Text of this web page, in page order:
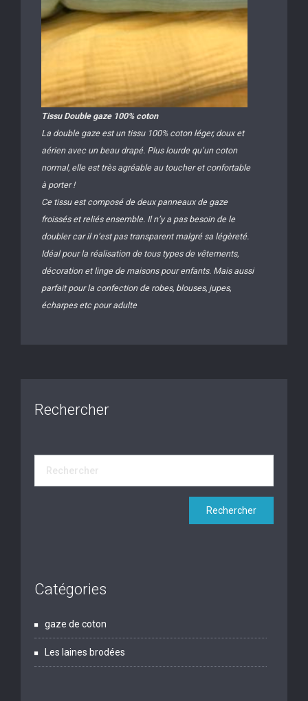
Tissu Double gaze 100% coton
La double gaze est un tissu 100% coton léger, doux et
aérien avec un beau drapé. Plus lourde qu’un coton
normal, elle est très agréable au toucher et confortable
à porter !
Ce tissu est composé de deux panneaux de gaze
froissés et reliés ensemble. Il n’y a pas besoin de le
doubler car il n’est pas transparent malgré sa légèreté.
Idéal pour la réalisation de tous types de vêtements,
décoration et linge de maisons pour enfants. Mais aussi
parfait pour la confection de robes, blouses, jupes,
écharpes etc pour adulte
Rechercher
Catégories
gaze de coton
Les laines brodées